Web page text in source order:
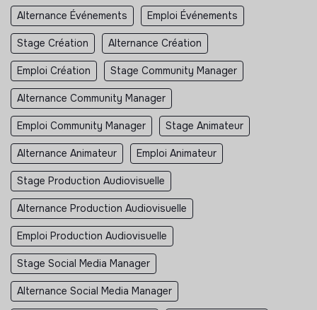
l’apprentissage collectif
une prise d’autonomie progressive
Selon tes envies et tes appétences, tu pourras
progressivement approfondir un ou plusieurs domaines :
animation et médiation
relations avec les publics
coopération territoriale
préparation d’événements
documentation audiovisuelle
rédaction et valorisation des actions
Ce que cette mission pourra t’apporter
Cette expérience te permettra notamment de :
découvrir concrètement le fonctionnement d’une
association
Alternance Événements Emploi Événements
Stage Création Alternance Création
Emploi Création Stage Community Manager
Alternance Community Manager
Emploi Community Manager Stage Animateur
Alternance Animateur Emploi Animateur
Stage Production Audiovisuelle
Alternance Production Audiovisuelle
Emploi Production Audiovisuelle
Stage Social Media Manager
Alternance Social Media Manager